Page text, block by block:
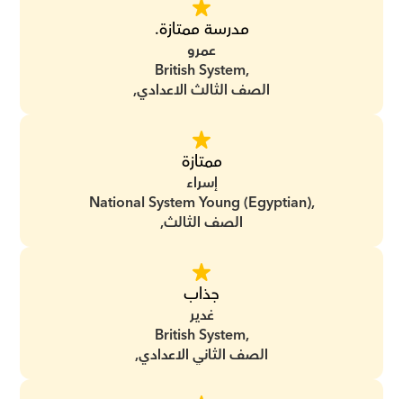
مدرسة ممتازة.
عمرو
الصف الثالث الاعدادي,
British System,
ممتازة
إسراء
الصف الثالث,
National System Young (Egyptian),
جذاب
غدير
الصف الثاني الاعدادي,
British System,